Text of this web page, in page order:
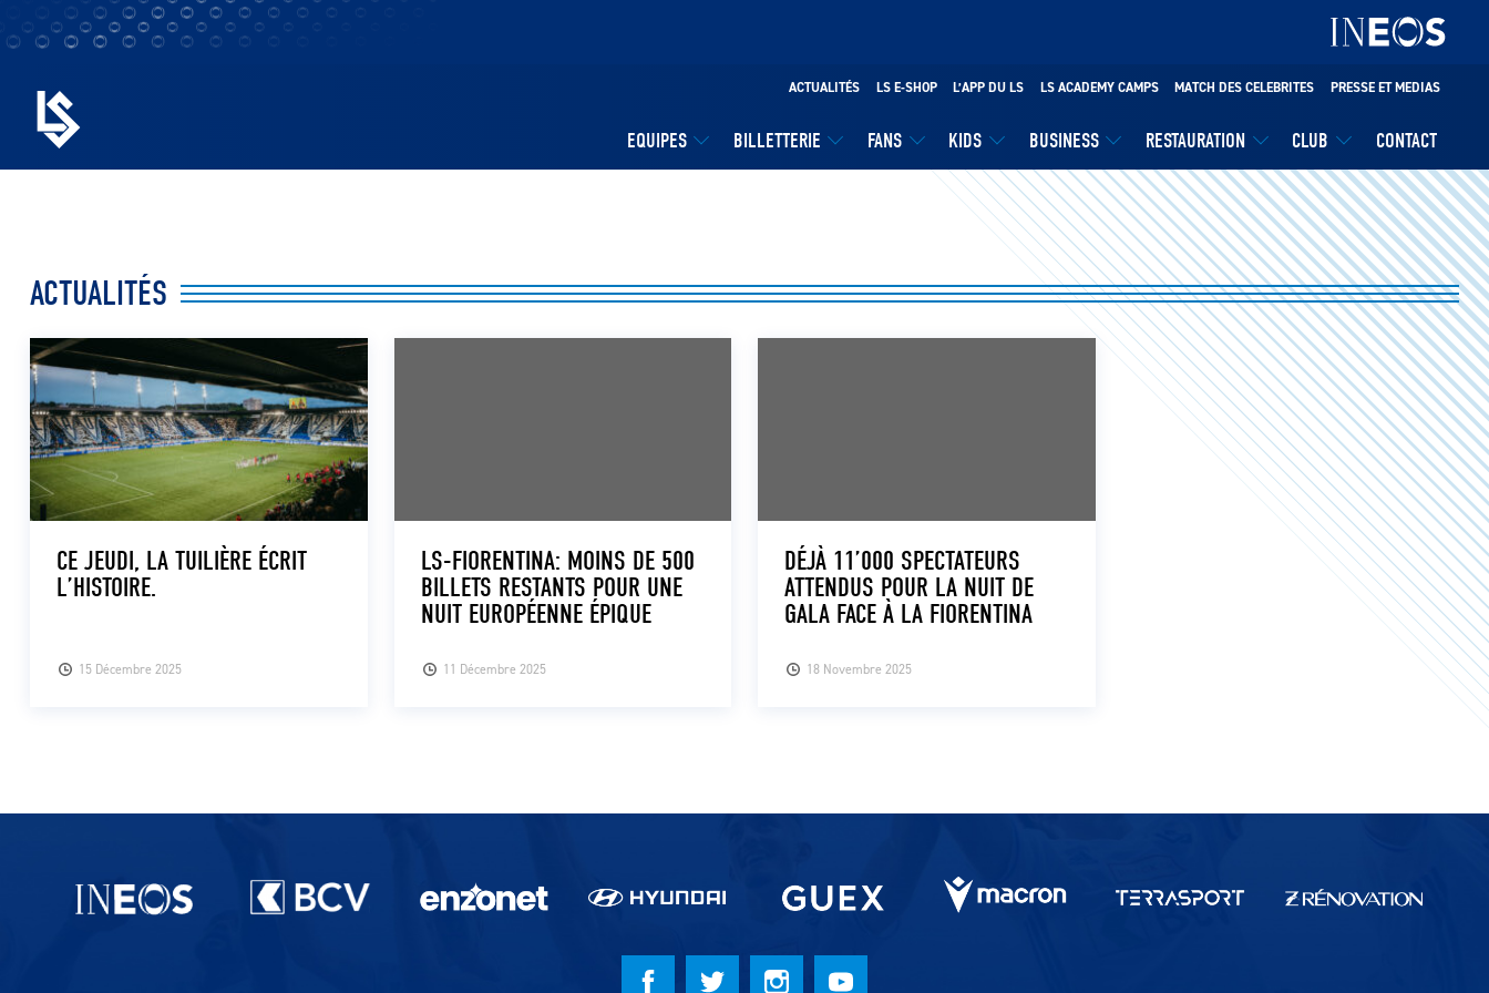
EQUIPES BILLETTERIE FANS KIDS BUSINESS RESTAURATION CLUB CONTACT
ACTUALITÉS LS E-SHOP L’APP DU LS LS ACADEMY CAMPS MATCH DES CELEBRITES PRESSE ET MEDIAS
ACTUALITÉS
15 Décembre 2025
CE JEUDI, LA TUILIÈRE ÉCRIT
L’HISTOIRE.
11 Décembre 2025
LS-FIORENTINA: MOINS DE 500
BILLETS RESTANTS POUR UNE
NUIT EUROPÉENNE ÉPIQUE
18 Novembre 2025
DÉJÀ 11’000 SPECTATEURS
ATTENDUS POUR LA NUIT DE
GALA FACE À LA FIORENTINA
Partenaires du lausanne-Sport